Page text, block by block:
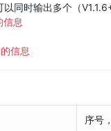
同时输出多个（
息
信息
序号